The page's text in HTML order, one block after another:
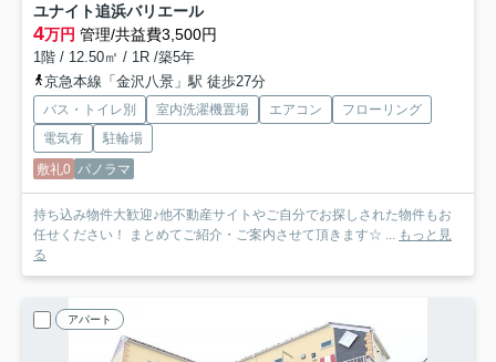
ユナイト追浜バリエール
4万円 管理/共益費3,500円
1階 / 12.50㎡ / 1R /築5年
京急本線「金沢八景」駅 徒歩27分
バス・トイレ別 室内洗濯機置場 エアコン
フローリング
電気有
駐輪場
敷礼0 パノラマ
持ち込み物件大歓迎♪他不動産サイトやご自分でお探しされた物件もお
任せください！ まとめてご紹介・ご案内させて頂きます☆ ...
もっと見
る
アパート